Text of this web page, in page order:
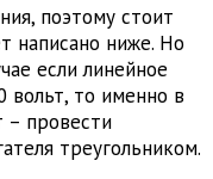
поэтому стоит
написано ниже. Но
если линейное
вольт, то именно в
– провести
треугольником.